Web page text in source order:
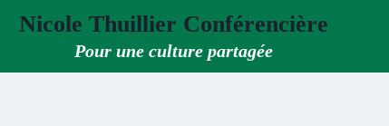
Aller
contenu
Nicole Thuillier Conférencière
Pour une culture partagée